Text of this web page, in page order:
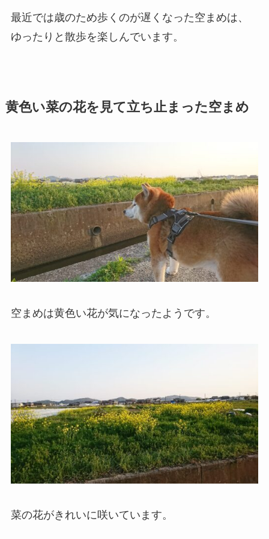
最近では歳のため歩くのが遅くなった空まめは、
ゆったりと散歩を楽しんでいます。
黄色い菜の花を見て立ち止まった空まめ
空まめは黄色い花が気になったようです。
菜の花がきれいに咲いています。